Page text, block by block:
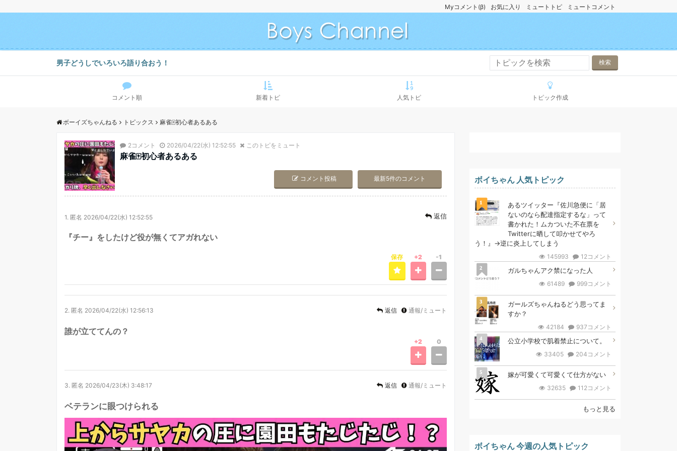
ミュートコメント
ミュートトピ
お気に入り
Myコメント(β)
男子どうしでいろいろ語り合おう！
コメント順 新着トピ 人気トピ トピック作成
ボーイズちゃんねる トピックス 麻雀🀄️初心者あるある
2コメント 2026/04/22(水) 12:52:55 このトピをミュート
麻雀🀄️初心者あるある
コメント投稿 最新5件のコメント
1. 匿名 2026/04/22(水) 12:52:55 返信
『チー』をしたけど役が無くてアガれない
保存 +2 -1
2. 匿名 2026/04/22(水) 12:56:13 返信 通報/ミュート
誰が立ててんの？
+2 0
3. 匿名 2026/04/23(木) 3:48:17 返信 通報/ミュート
ベテランに眼つけられる
ボイちゃん 人気トピック
1
あるツイッター『佐川急便に「居
ないのなら配達指定するな」って
書かれた！ムカついた不在票を
Twitterに晒して叩かせてやろ
う！』→逆に炎上してしまう
145993 12コメント
2 ガルちゃんアク禁になった人
61489 999コメント
3
ガールズちゃんねるどう思ってま
すか？
42184 937コメント
4 公立小学校で肌着禁止について。
33405 204コメント
5 嫁が可愛くて可愛くて仕方がない
32635 112コメント
もっと見る
ボイちゃん 今週の人気トピック